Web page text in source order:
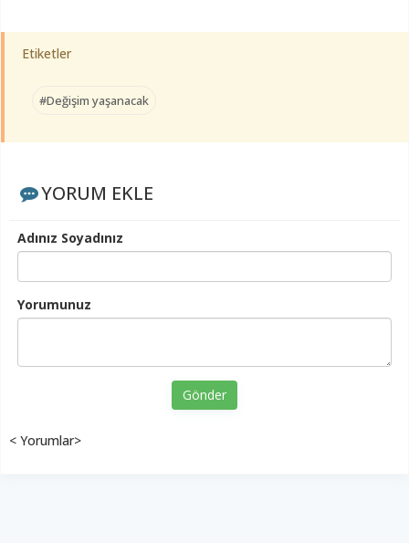
Etiketler
#Değişim yaşanacak
YORUM EKLE
Adınız Soyadınız
Yorumunuz
Gönder
< Yorumlar>